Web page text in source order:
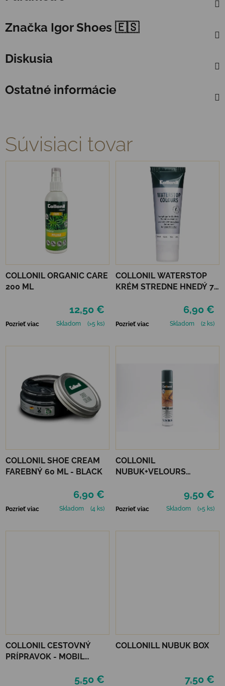
Značka Igor Shoes 🇪🇸
Diskusia
Ostatné informácie
Súvisiaci tovar
COLLONIL ORGANIC CARE
200 ML
12,50 €
Pozrieť viac Skladom (>5 ks)
COLLONIL WATERSTOP
KRÉM STREDNE HNEDÝ 75
6,90 €
Pozrieť viac Skladom (2 ks)
COLLONIL SHOE CREAM
FAREBNÝ 60 ML - BLACK
6,90 €
Pozrieť viac Skladom (4 ks)
COLLONIL
NUBUK+VELOURS
9,50 €
Pozrieť viac Skladom (>5 ks)
COLLONIL CESTOVNÝ
PRÍPRAVOK - MOBIL
5,50 €
COLLONILL NUBUK BOX
7,50 €